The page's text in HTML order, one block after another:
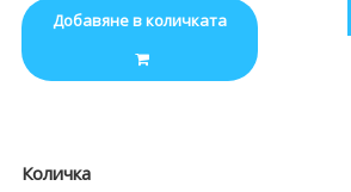
117.09 €
лв.).
е:
(183.12
Добавяне в количката
Количка